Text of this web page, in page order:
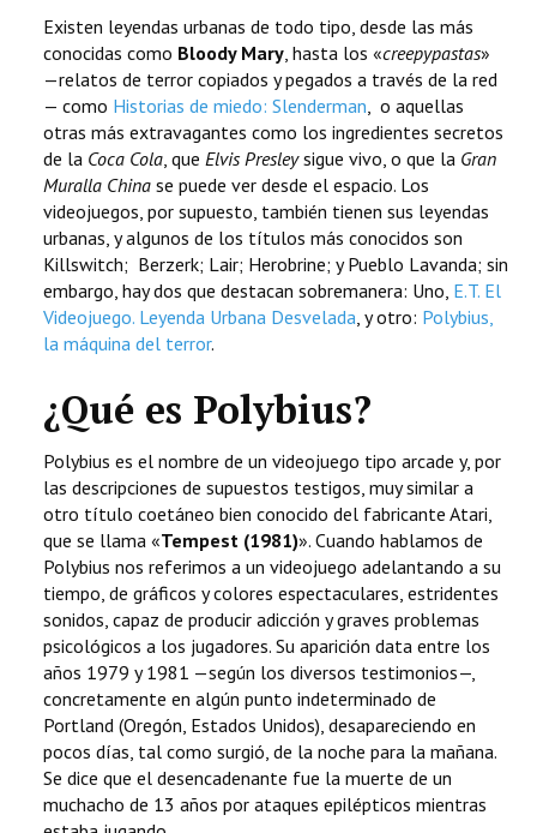
Existen leyendas urbanas de todo tipo, desde las más
conocidas como Bloody Mary, hasta los «creepypastas»
—relatos de terror copiados y pegados a través de la red
— como Historias de miedo: Slenderman, o aquellas
otras más extravagantes como los ingredientes secretos
de la Coca Cola, que Elvis Presleysigue vivo, o que la Gran
Muralla China se puede ver desde el espacio. Los
videojuegos, por supuesto, también tienen sus leyendas
urbanas, y algunos de los títulos más conocidos son
Killswitch; Berzerk; Lair; Herobrine; y Pueblo Lavanda; sin
embargo, hay dos que destacan sobremanera: Uno, E.T. El
Videojuego. Leyenda Urbana Desvelada, y otro: Polybius,
la máquina del terror.
¿Qué es Polybius?
Polybius es el nombre de un videojuego tipo arcade y, por
las descripciones de supuestos testigos, muy similar a
otro título coetáneo bien conocido del fabricante Atari,
que se llama «Tempest (1981)». Cuando hablamos de
Polybius nos referimos a un videojuego adelantando a su
tiempo, de gráficos y colores espectaculares, estridentes
sonidos, capaz de producir adicción y graves problemas
psicológicos a los jugadores. Su aparición data entre los
años 1979 y 1981 —según los diversos testimonios—,
concretamente en algún punto indeterminado de
Portland (Oregón, Estados Unidos), desapareciendo en
pocos días, tal como surgió, de la noche para la mañana.
Se dice que el desencadenante fue la muerte de un
muchacho de 13 años por ataques epilépticos mientras